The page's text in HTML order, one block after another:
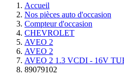
Accueil
Nos pièces auto d'occasion
Compteur d'occasion
CHEVROLET
AVEO 2
AVEO 2
AVEO 2 1.3 VCDI - 16V
89079102